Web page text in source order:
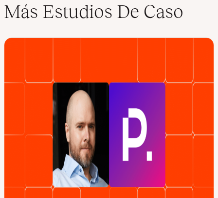
Más Estudios De Caso